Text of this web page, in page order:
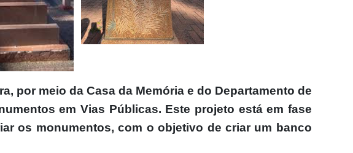
por meio da Casa da Memória e do Departamento de
em Vias Públicas. Este projeto está em fase
os monumentos, com o objetivo de criar um banco